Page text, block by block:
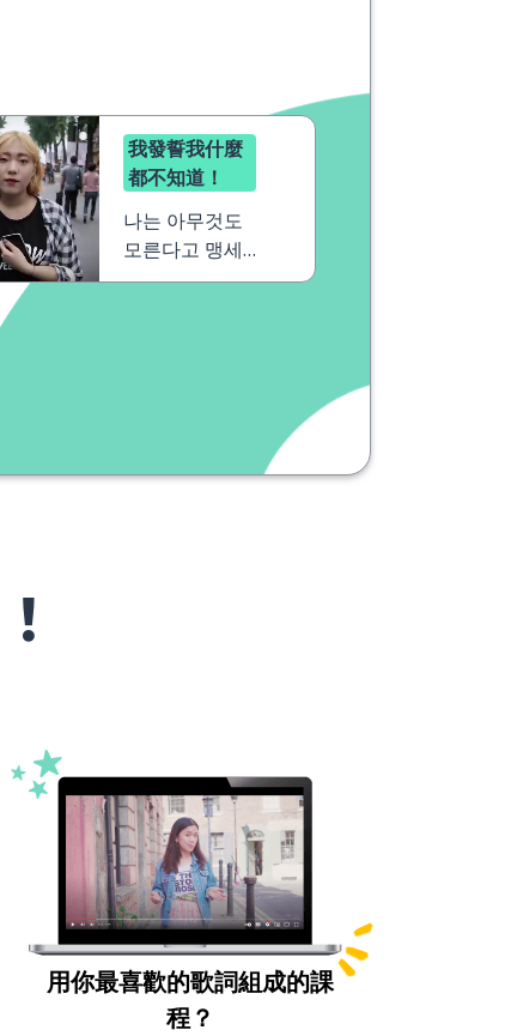
我發誓我什麼
都不知道！
나는 아무것도
모른다고 맹세
해요！
用你最喜歡的歌詞組成的課
程？